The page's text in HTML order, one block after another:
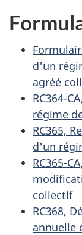
d'un
agréé
RC364-
régime
RC365,
d'un
RC365-
collectif
RC368,
annuelle